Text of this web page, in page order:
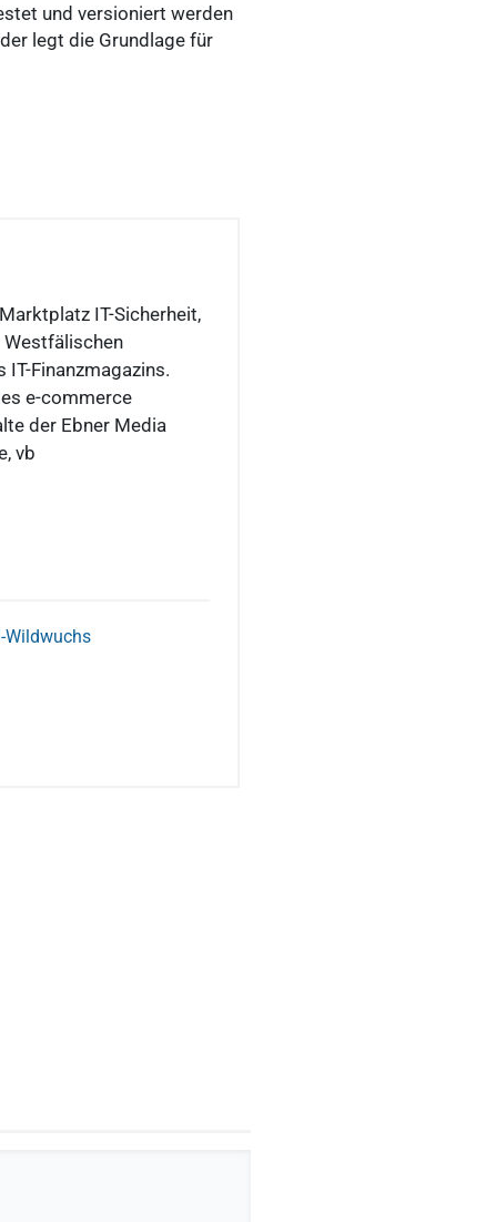
und versioniert werden
legt die Grundlage für
IT-Sicherheit,
Finanzmagazins.
e-commerce
der Ebner Media
vb
Wildwuchs